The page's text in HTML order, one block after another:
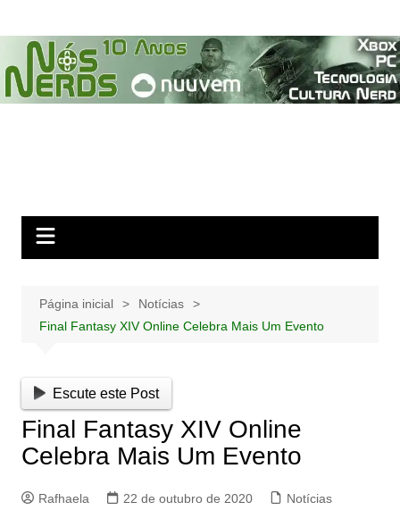
para
conteúdo
Página inicial
Notícias
Final Fantasy XIV Online Celebra Mais Um Evento
Escute este Post
Final Fantasy XIV Online
Celebra Mais Um Evento
Rafhaela 22 de outubro de 2020 Notícias